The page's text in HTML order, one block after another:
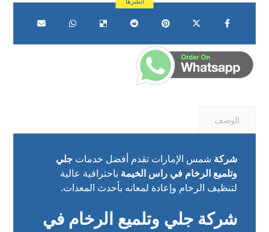
الوصف
شركة شمس الإمارات تقدم أفضل خدماتجلي
وتلميع الرخام في راس الخيمة باحترافية عالية
لتنظيف الرخام وإعادة لمعانه بأحدث المعدات.
شركة جلي وتلميع الرخام في